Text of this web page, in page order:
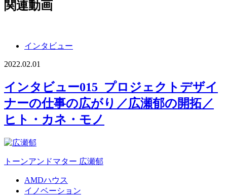
関連動画
インタビュー
2022.02.01
インタビュー015_プロジェクトデザイ
ナーの仕事の広がり／広瀬郁の開拓／
ヒト・カネ・モノ
トーンアンドマター 広瀬郁
AMDハウス
イノベーション